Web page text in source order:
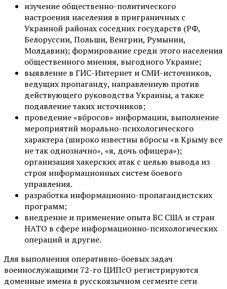
изучение общественно-политического
настроения населения в приграничных с
Украиной районах соседних государств (РФ,
Белоруссии, Польши, Венгрии, Румынии,
Молдавии); формирование среди этого населения
общественного мнения, выгодного Украине;
выявление в ГИС-Интернет и СМИ-источников,
ведущих пропаганду, направленную против
действующего руководства Украины, а также
подавление таких источников;
проведение «вбросов» информации, выполнение
мероприятий морально-психологического
характера (широко известны вбросы «в Крыму все
не так однозначно», «я, дочь офицера»);
организация хакерских атак с целью вывода из
строя информационных систем боевого
управления.
разработка информационно-пропагандистских
программ;
внедрение и применение опыта ВС США и стран
НАТО в сфере информационно-психологических
операций и другие.
Для выполнения оперативно-боевых задач
военнослужащими 72-го ЦИПсО регистрируются
доменные имена в русскоязычном сегменте сети